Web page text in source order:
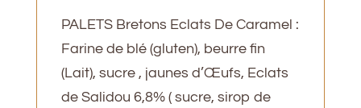
PALETS Bretons Eclats De Caramel :
Farine de blé (gluten), beurre fin
(Lait), sucre , jaunes d’Œufs, Eclats
de Salidou 6,8% ( sucre, sirop de